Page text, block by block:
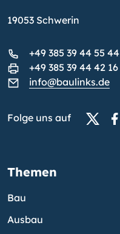
19053 Schwerin
+49 385 39 44 55 44
+49 385 39 44 42 16
info@baulinks.de
Folge uns auf
Themen
Bau
Ausbau